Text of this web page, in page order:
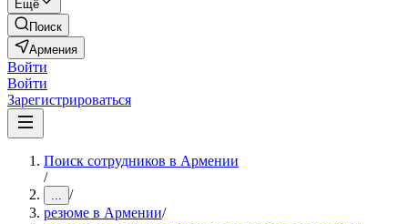
Ещё
Поиск
Армения
Войти
Войти
Зарегистрироваться
Поиск сотрудников в Армении
/
... /
резюме в Армении/